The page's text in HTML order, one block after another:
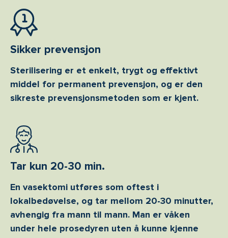
Sikker prevensjon
Sterilisering er et enkelt, trygt og effektivt
middel for permanent prevensjon, og er den
sikreste prevensjonsmetoden som er kjent.
Tar kun 20-30 min.
En vasektomi utføres som oftest i
lokalbedøvelse, og tar mellom 20-30 minutter,
avhengig fra mann til mann. Man er våken
under hele prosedyren uten å kunne kjenne